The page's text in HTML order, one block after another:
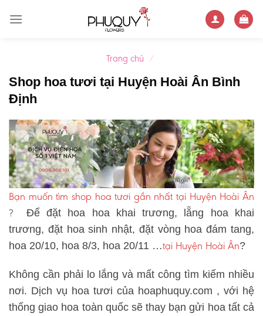
Trang chủ /
Shop hoa tươi tại Huyện Hoài Ân Bình
Định
Bạn muốn tìm shop hoa tươi gần nhất tại Huyện Hoài Ân
? Để đặt hoa hoa khai trương, lẵng hoa khai
trương, đặt hoa sinh nhật, đặt vòng hoa đám tang,
hoa 20/10, hoa 8/3, hoa 20/11 …tại Huyện Hoài Ân?
Không cần phải lo lắng và mất công tìm kiếm nhiều
nơi. Dịch vụ hoa tươi của hoaphuquy.com , với hệ
thống giao hoa toàn quốc sẽ thay bạn gửi hoa tất cả